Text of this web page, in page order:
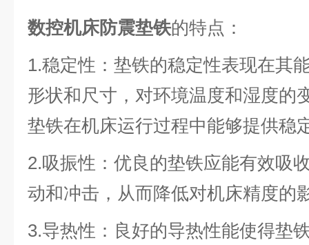
数控机床防震垫铁的特点：
1.稳定性：垫铁的稳定性表现在其
形状和尺寸，对环境温度和湿度的
垫铁在机床运行过程中能够提供稳
2.吸振性：优良的垫铁应能有效吸
动和冲击，从而降低对机床精度的
3.导热性：良好的导热性能使得垫